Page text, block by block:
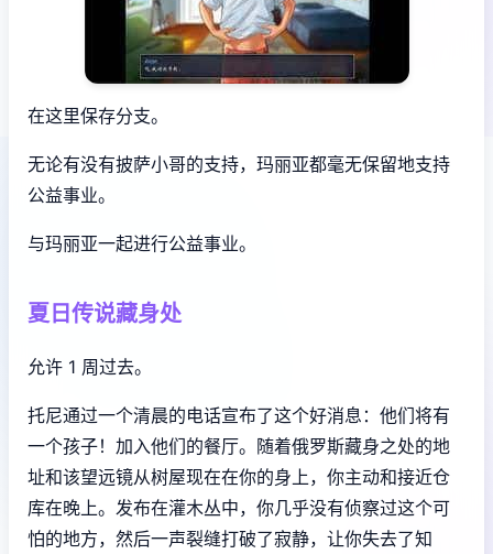
在这里保存分支。
无论有没有披萨小哥的支持，玛丽亚都毫无保留地支持
公益事业。
与玛丽亚一起进行公益事业。
夏日传说藏身处
允许 1 周过去。
托尼通过一个清晨的电话宣布了这个好消息：他们将有
一个孩子！加入他们的餐厅。随着俄罗斯藏身之处的地
址和该望远镜从树屋现在在你的身上，你主动和接近仓
库在晚上。发布在灌木丛中，你几乎没有侦察过这个可
怕的地方，然后一声裂缝打破了寂静，让你失去了知